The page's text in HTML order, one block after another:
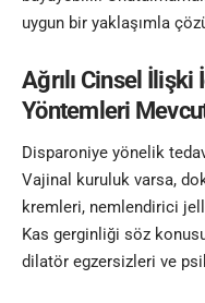
uygun bir yaklaşımla
Ağrılı Cinsel
Yöntemleri
Disparoniye yönelik
Vajinal kuruluk varsa,
kremleri, nemlendirici
Kas gerginliği söz
dilatör egzersizleri ve